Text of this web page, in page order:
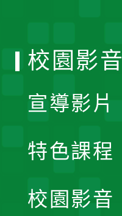
校園影音
宣導影片
特色課程
校園影音